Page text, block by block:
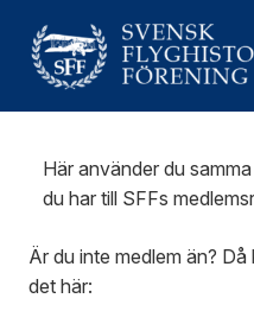
Här använder du
du har till SFFs
Är du inte medlem än? Då
det här: